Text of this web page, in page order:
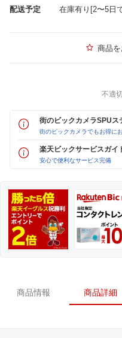
配送予定 在庫有り[2〜5日
商品
不適
街のビックカメラSPUス
街のビックカメラでもお得に
楽天ビックサービスガイ
安心で便利なサービス完備
商品情報 商品詳細